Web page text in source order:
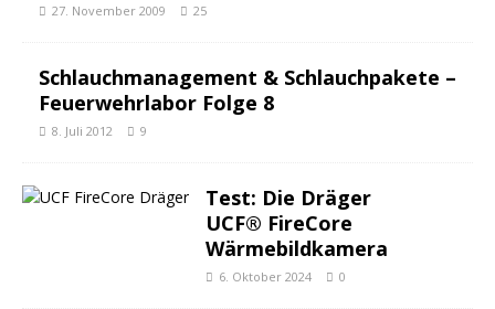
27. November 2009 25
Schlauchmanagement & Schlauchpakete –
Feuerwehrlabor Folge 8
8. Juli 2012 9
Test: Die Dräger
UCF® FireCore
Wärmebildkamera
6. Oktober 2024 0